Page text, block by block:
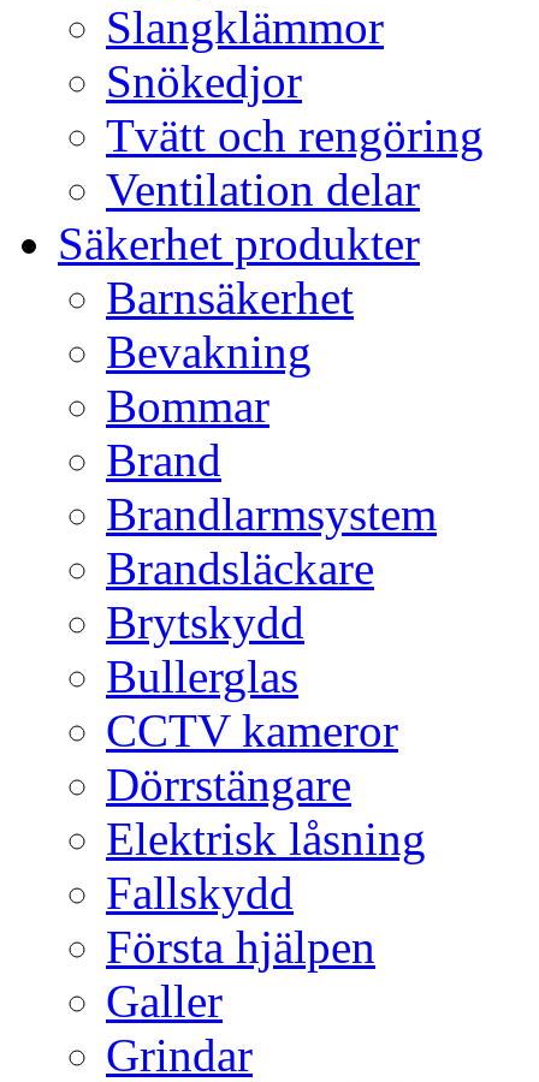
Slangklämmor
Snökedjor
Tvätt och rengöring
Ventilation delar
Säkerhet produkter
Barnsäkerhet
Bevakning
Bommar
Brand
Brandlarmsystem
Brandsläckare
Brytskydd
Bullerglas
CCTV kameror
Dörrstängare
Elektrisk låsning
Fallskydd
Första hjälpen
Galler
Grindar